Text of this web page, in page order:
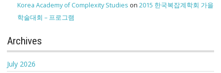
Korea Academy of Complexity Studies on2015 한국복잡계학회 가을
학술대회 – 프로그램
Archives
July 2026